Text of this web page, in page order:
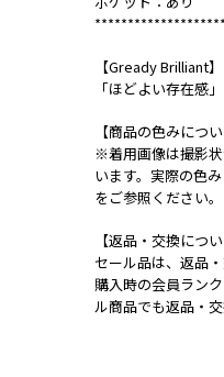
【Gready Brilliant】
「ほどよい存在感
【商品の色みについ
※着用画像は撮影
います。実際の色
をご参照ください。
【返品・交換につい
セール品は、返品
購入時の会員ラン
ル商品でも返品・交